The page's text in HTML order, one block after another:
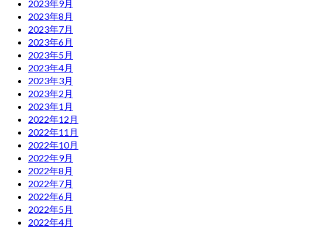
2023年9月
2023年8月
2023年7月
2023年6月
2023年5月
2023年4月
2023年3月
2023年2月
2023年1月
2022年12月
2022年11月
2022年10月
2022年9月
2022年8月
2022年7月
2022年6月
2022年5月
2022年4月